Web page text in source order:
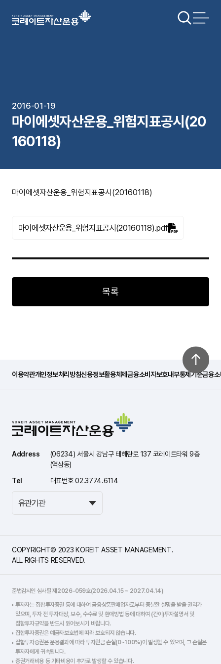
2016-01-19
마이에셋자산운용_위험지표공시(20
160118)
마이에셋자산운용_위험지표공시(20160118)
마이에셋자산운용_위험지표공시(20160118).pdf
목록
이용약관개인정보처리방침신용정보활용체제금융소비자보호내부통제기준금융
Address
(06234) 서울시 강남구 테헤란로 137 코레이트타워 9층
(역삼동)
Tel
대표번호 02.3774.6114
COPYRIGHT© 2023 KOREIT ASSET MANAGEMENT.
ALL RIGHTS RESERVED.
준법감시인 심사필 제2026-059호(2026.04.15 ~ 2027.04.14)
투자자는 집합투자증권 등에 대하여 금융상품판매업자로부터 충분한 설명을 받을 권리가
있으며, 투자 전 투자대상, 보수, 수수료 및 환매방법 등에 대하여 (간이)투자설명서 및
집합투자규약을 반드시 읽어보시기 바랍니다.
집합투자증권은 예금자보호법에 따라 보호되지 않습니다.
집합투자증권은 운용결과에 따라 투자원금 손실(0~100%)이 발생할 수 있으며, 그 손실은
투자자에게 귀속됩니다.
증권거래비용 등 기타비용이 추가로 발생할 수 있습니다.